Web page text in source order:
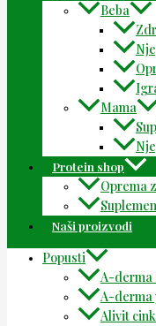
Beba
Mama
Protein shop
Oprema
Naši proizvodi
Popusti
A-derma
A-derma
Alivit